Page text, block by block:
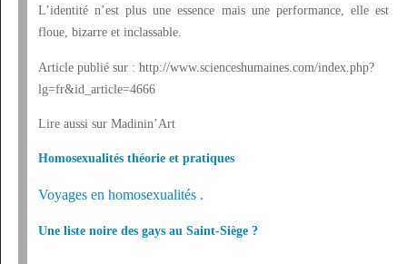
L’identité n’est plus une essence mais une performance, elle est
floue, bizarre et inclassable.
Article publié sur : http://www.scienceshumaines.com/index.php?
lg=fr&id_article=4666
Lire aussi sur Madinin’Art
Homosexualités théorie et pratiques
Voyages en homosexualités .
Une liste noire des gays au Saint-Siège ?